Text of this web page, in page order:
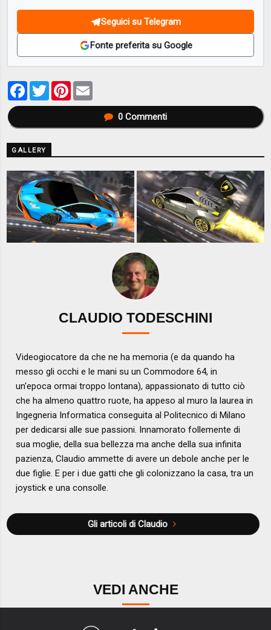
Seguici su Telegram
Fonte preferita su Google
Facebook
TwitterPinterest
0Commenti
GALLERY
CLAUDIO TODESCHINI
Videogiocatore da che ne ha memoria (e da quando ha
messo gli occhi e le mani su un Commodore 64, in
un'epoca ormai troppo lontana), appassionato di tutto ciò
che ha almeno quattro ruote, ha appeso al muro la laurea in
Ingegneria Informatica conseguita al Politecnico di Milano
per dedicarsi alle sue passioni. Innamorato follemente di
sua moglie, della sua bellezza ma anche della sua infinita
pazienza, Claudio ammette di avere un debole anche per le
due figlie. E per i due gatti che gli colonizzano la casa, tra un
joystick e una consolle.
Gli articoli di Claudio
VEDI ANCHE